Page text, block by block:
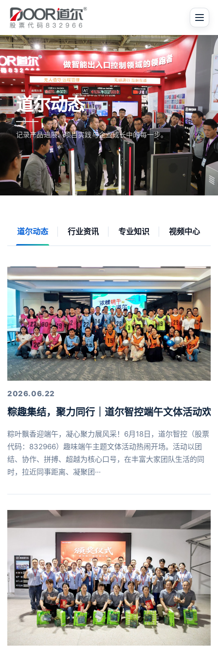
道尔动态
记录产品进展、项目实践与企业成长中的每一步。
道尔动态 行业资讯 专业知识 视频中心
2026.06.22
粽趣集结，聚力同行｜道尔智控端午文体活动欢
粽叶飘香迎端午，凝心聚力展风采！6月18日，道尔智控（股票
代码：832966）趣味端午主题文体活动热闹开场。活动以团
结、协作、拼搏、超越为核心口号，在丰富大家团队生活的同
时，拉近同事距离、凝聚团···